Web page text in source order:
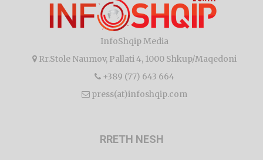
InfoShqip Media
Rr.Stole Naumov, Pallati 4, 1000 Shkup/Maqedoni
+389 (77) 643 664
press(at)infoshqip.com
RRETH NESH